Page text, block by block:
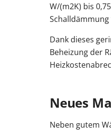
W/(m2K) bis
Schalldämmung
Dank dieses
Beheizung der
Neues
Neben gutem